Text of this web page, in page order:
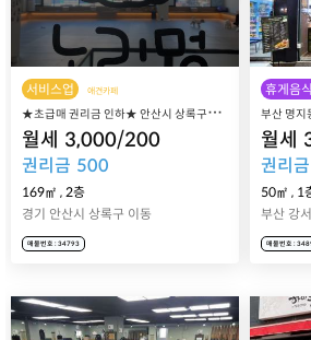
서비스업 애견카페
★
초급매 권리금 인하★ 안산시 상록구에 위치한 애견카페 노리멍 매매
월세 3,000/200
권리금 500
169㎡ , 2층
경기 안산시 상록구 이동
매물번호 : 34793
휴게음
월세
권리금
50㎡ , 1
부산 강
매물번호 :